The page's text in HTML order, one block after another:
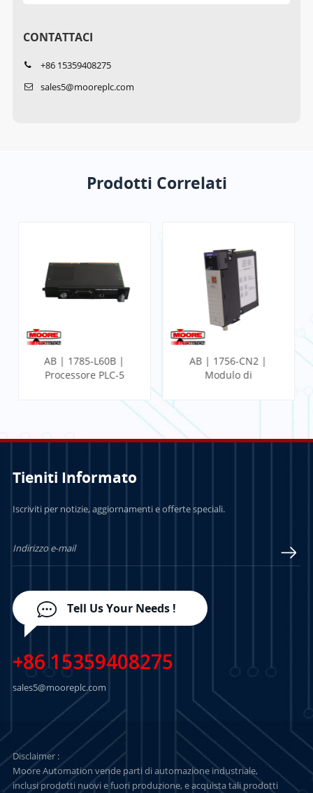
CONTATTACI
+86 15359408275
sales5@mooreplc.com
Prodotti Correlati
AB | 1785-L60B |
Processore PLC-5
AB | 1756-CN2 |
Modulo di
Tieniti Informato
Iscriviti per notizie, aggiornamenti e offerte speciali.
Tell Us Your Needs !
+86 15359408275
sales5@mooreplc.com
Disclaimer :
Moore Automation vende parti di automazione industriale,
inclusi prodotti nuovi e fuori produzione, e acquista tali prodotti